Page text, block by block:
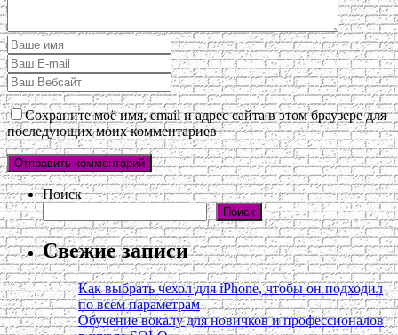
Сохраните моё имя, email и адрес сайта в этом браузере для
последующих моих комментариев
Поиск
Поиск
Свежие записи
Как выбрать чехол для iPhone, чтобы он подходил
по всем параметрам
Обучение вокалу для новичков и профессионалов